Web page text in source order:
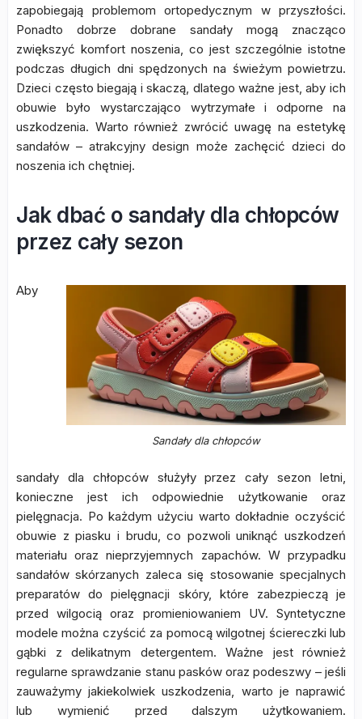
zapobiegają problemom ortopedycznym w przyszłości.
Ponadto dobrze dobrane sandały mogą znacząco
zwiększyć komfort noszenia, co jest szczególnie istotne
podczas długich dni spędzonych na świeżym powietrzu.
Dzieci często biegają i skaczą, dlatego ważne jest, aby ich
obuwie było wystarczająco wytrzymałe i odporne na
uszkodzenia. Warto również zwrócić uwagę na estetykę
sandałów – atrakcyjny design może zachęcić dzieci do
noszenia ich chętniej.
Jak dbać o sandały dla chłopców
przez cały sezon
Sandały dla chłopców
Aby
sandały dla chłopców służyły przez cały sezon letni,
konieczne jest ich odpowiednie użytkowanie oraz
pielęgnacja. Po każdym użyciu warto dokładnie oczyścić
obuwie z piasku i brudu, co pozwoli uniknąć uszkodzeń
materiału oraz nieprzyjemnych zapachów. W przypadku
sandałów skórzanych zaleca się stosowanie specjalnych
preparatów do pielęgnacji skóry, które zabezpieczą je
przed wilgocią oraz promieniowaniem UV. Syntetyczne
modele można czyścić za pomocą wilgotnej ściereczki lub
gąbki z delikatnym detergentem. Ważne jest również
regularne sprawdzanie stanu pasków oraz podeszwy – jeśli
zauważymy jakiekolwiek uszkodzenia, warto je naprawić
lub wymienić przed dalszym użytkowaniem.